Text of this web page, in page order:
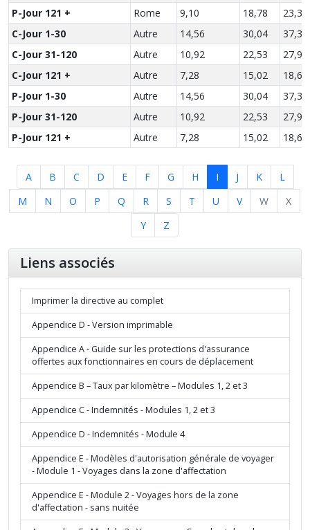
P-Jour 121 +
Rome 9,10 18,78
23,33
C-Jour 1-30
Autre 14,56 30,04
37,32
C-Jour 31-120
Autre 10,92 22,53
27,99
C-Jour 121 +
Autre 7,28 15,02
18,66
P-Jour 1-30
Autre 14,56 30,04
37,32
P-Jour 31-120
Autre 10,92 22,53
27,99
P-Jour 121 +
Autre 7,28 15,02 18,66
A B C D E F G H I J K
L
M
N O P Q R S T U V W
X
Y
Z
Liens associés
Imprimer la directive au complet
Appendice D - Version imprimable
Appendice A - Guide sur les protections d'assurance
offertes aux fonctionnaires en cours de déplacement
Appendice B – Taux par kilomètre – Modules 1, 2 et 3
Appendice C - Indemnités - Modules 1, 2 et 3
Appendice D - Indemnités - Module 4
Appendice E - Modèles d'autorisation générale de voyager
- Module 1 - Voyages dans la zone d'affectation
Appendice E - Module 2 - Voyages hors de la zone
d'affectation - sans nuitée